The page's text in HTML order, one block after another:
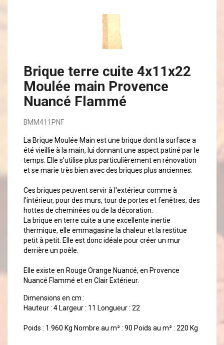
Brique terre cuite 4x11x22
Moulée main Provence
Nuancé Flammé
BMM411PNF
La Brique Moulée Main est une brique dont la surface a
été vieillie à la main, lui donnant une aspect patiné par le
temps. Elle s'utilise plus particulièrement en rénovation
et se marie très bien avec des briques plus anciennes.
Ces briques peuvent servir à l'extérieur comme à
l'intérieur, pour des murs, tour de portes et fenêtres, des
hottes de cheminées ou de la décoration.
La brique en terre cuite a une excellente inertie
thermique, elle emmagasine la chaleur et la restitue
petit à petit. Elle est donc idéale pour créer un mur
derrière un poêle.
Elle existe en Rouge Orange Nuancé, en Provence
Nuancé Flammé et en Clair Extérieur.
Dimensions en cm :
Hauteur : 4 Largeur : 11 Longueur : 22
Poids : 1.960 Kg Nombre au m² : 90 Poids au m² : 220 Kg